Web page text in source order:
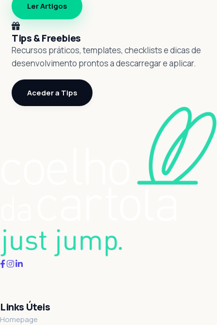
Ler Artigos
Tips & Freebies
Recursos práticos, templates, checklists e dicas de
desenvolvimento prontos a descarregar e aplicar.
Aceder a Tips
Links Úteis
Homepage